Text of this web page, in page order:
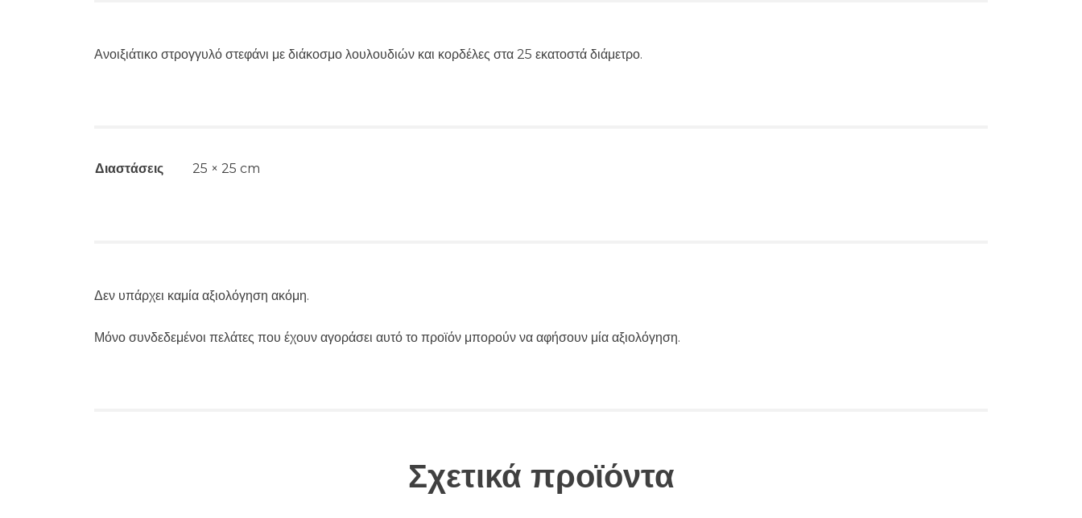
Ανοιξιάτικο στρογγυλό στεφάνι με διάκοσμο λουλουδιών και κορδέλες στα 25 εκατοστά διάμετρο.
Διαστάσεις 25 × 25 cm
Δεν υπάρχει καμία αξιολόγηση ακόμη.
Μόνο συνδεδεμένοι πελάτες που έχουν αγοράσει αυτό το προϊόν μπορούν να αφήσουν μία αξιολόγηση.
Σχετικά προϊόντα